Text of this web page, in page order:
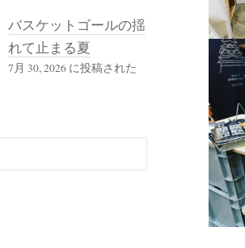
バスケットゴールの揺
れて止まる夏
7月 30, 2026 に投稿された